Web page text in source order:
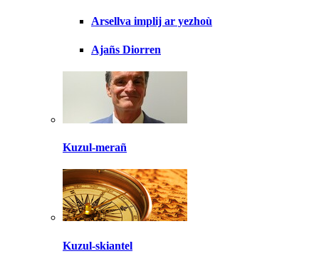
Arsellva implij ar yezhoù
Ajañs Diorren
Kuzul-merañ
Kuzul-skiantel